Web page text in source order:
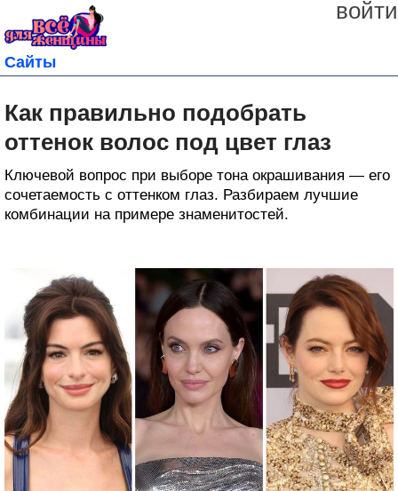
войти
Сайты
Как правильно подобрать
оттенок волос под цвет глаз
Ключевой вопрос при выборе тона окрашивания — его
сочетаемость с оттенком глаз. Разбираем лучшие
комбинации на примере знаменитостей.